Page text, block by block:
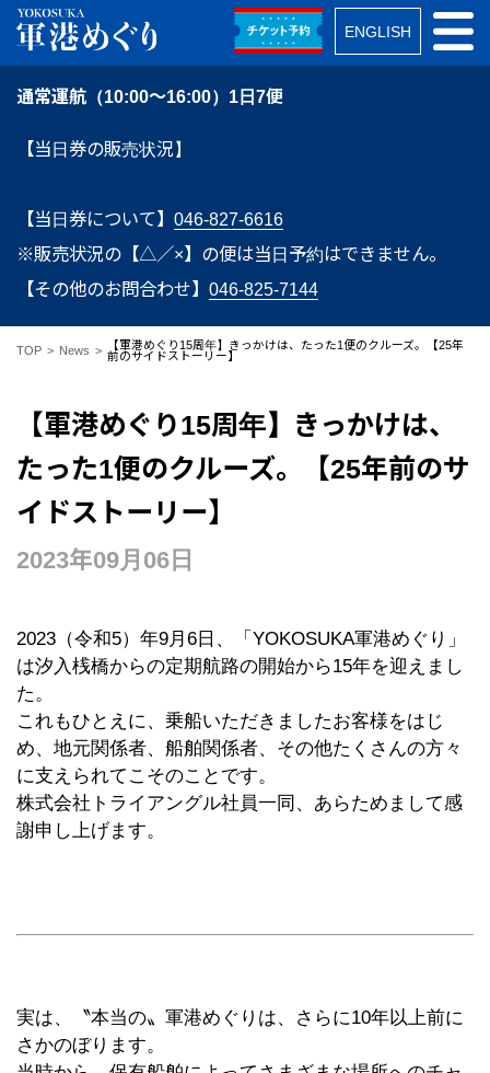
ENGLISH
通常運航（10:00～16:00）1日7便
【当日券の販売状況】
【当日券について】 046-827-6616
※販売状況の【△／×】の便は当日予約はできません。
【その他のお問合わせ】 046-825-7144
TOP News
【軍港めぐり15周年】きっかけは、たった1便のクルーズ。【25年
前のサイドストーリー】
【軍港めぐり15周年】きっかけは、
たった1便のクルーズ。【25年前のサ
イドストーリー】
2023年09月06日
2023（令和5）年9月6日、「YOKOSUKA軍港めぐり」
は汐入桟橋からの定期航路の開始から15年を迎えまし
た。
これもひとえに、乗船いただきましたお客様をはじ
め、地元関係者、船舶関係者、その他たくさんの方々
に支えられてこそのことです。
株式会社トライアングル社員一同、あらためまして感
謝申し上げます。
実は、〝本当の〟軍港めぐりは、さらに10年以上前に
さかのぼります。